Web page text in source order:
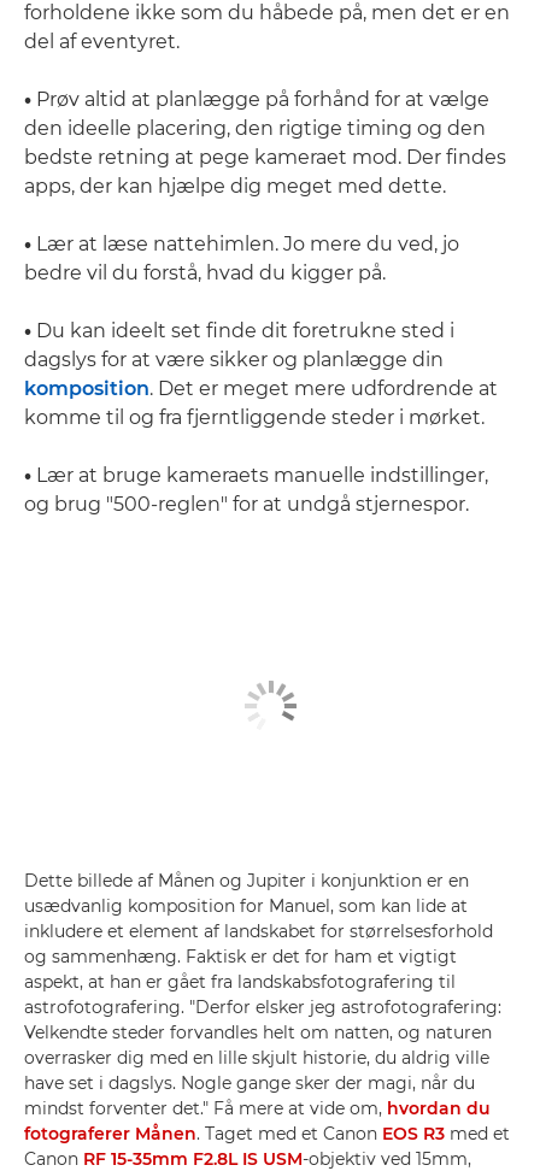
forholdene ikke som du håbede på, men det er en
del af eventyret.
• Prøv altid at planlægge på forhånd for at vælge
den ideelle placering, den rigtige timing og den
bedste retning at pege kameraet mod. Der findes
apps, der kan hjælpe dig meget med dette.
• Lær at læse nattehimlen. Jo mere du ved, jo
bedre vil du forstå, hvad du kigger på.
• Du kan ideelt set finde dit foretrukne sted i
dagslys for at være sikker og planlægge din
komposition. Det er meget mere udfordrende at
komme til og fra fjerntliggende steder i mørket.
• Lær at bruge kameraets manuelle indstillinger,
og brug "500-reglen" for at undgå stjernespor.
Dette billede af Månen og Jupiter i konjunktion er en
usædvanlig komposition for Manuel, som kan lide at
inkludere et element af landskabet for størrelsesforhold
og sammenhæng. Faktisk er det for ham et vigtigt
aspekt, at han er gået fra landskabsfotografering til
astrofotografering. "Derfor elsker jeg astrofotografering:
Velkendte steder forvandles helt om natten, og naturen
overrasker dig med en lille skjult historie, du aldrig ville
have set i dagslys. Nogle gange sker der magi, når du
mindst forventer det." Få mere at vide om, hvordan du
fotograferer Månen. Taget med et Canon EOS R3 med et
Canon RF 15-35mm F2.8L IS USM-objektiv ved 15mm,